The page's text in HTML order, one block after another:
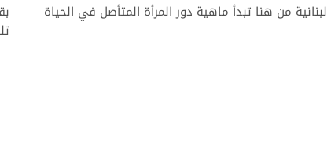
من هنا تبدأ ماهية دور المرأة المتأصل في الحياة